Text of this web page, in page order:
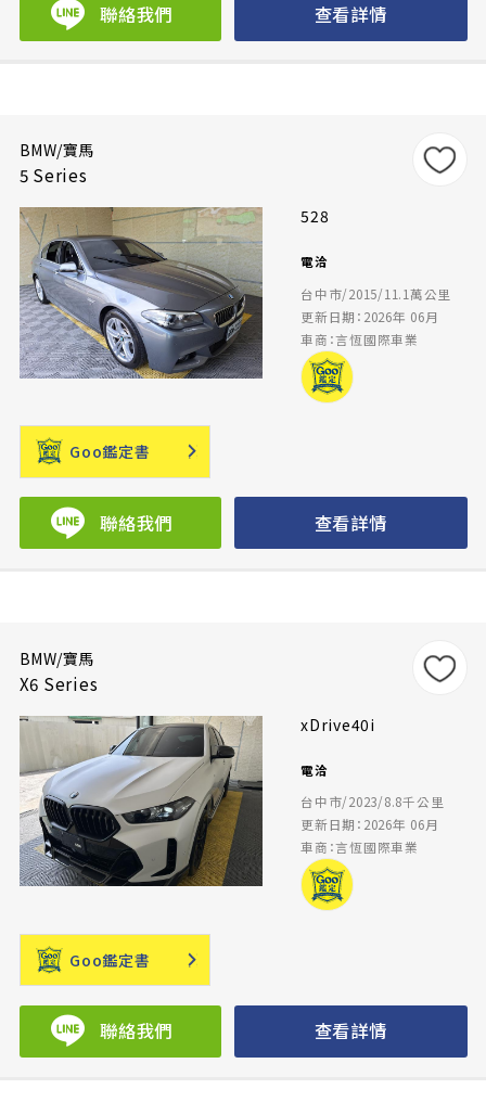
聯絡我們 查看詳情
BMW/寶馬
5 Series
528
電洽
台中市/2015/11.1萬公里
更新日期：2026年 06月
車商：言恆國際車業
Goo鑑定書
聯絡我們 查看詳情
BMW/寶馬
X6 Series
xDrive40i
電洽
台中市/2023/8.8千公里
更新日期：2026年 06月
車商：言恆國際車業
Goo鑑定書
聯絡我們 查看詳情